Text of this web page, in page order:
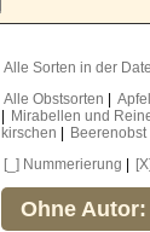
Alle Sorten in der
Alle Obstsorten
Mirabellen und
kirschen
Beerenobst
[_] Nummerierung
Ohne